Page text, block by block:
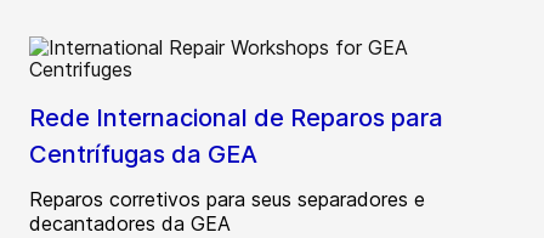
Rede Internacional de Reparos para
Centrífugas da GEA
Reparos corretivos para seus separadores e
decantadores da GEA